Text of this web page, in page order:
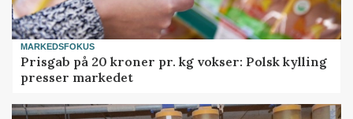
MARKEDSFOKUS
Prisgab på 20 kroner pr. kg vokser: Polsk kylling
presser markedet